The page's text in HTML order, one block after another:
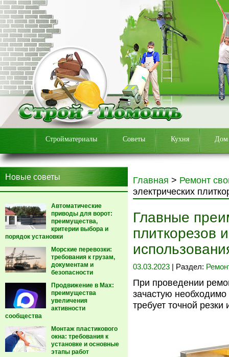
Стройматериалы Советы Кухня Дом
Новые советы
Автоматические
приводы для ворот:
преимущества,
критерии выбора и
порядок установки
Морские перевозки:
требования к грузам,
документам и
безопасности
Продвижение в Max:
преимущества
увеличения
активности
сообщества
Монтаж пластикового
окна: требования к
установке и основные
этапы работ
Главная > Ремонт
электрических
Главные
плиткорезов
03.03.2023 | Раздел:
При проведении
зачастую необходимо
требует точной резки